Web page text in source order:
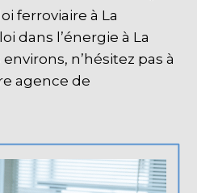
ferroviaire à La
dans l’énergie à La
n’hésitez pas à
agence de